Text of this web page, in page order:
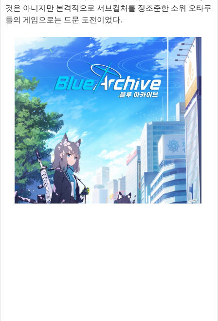
것은 아니지만 본격적으로 서브컬처를 정조준한 소위 오타쿠
들의 게임으로는 드문 도전이었다.